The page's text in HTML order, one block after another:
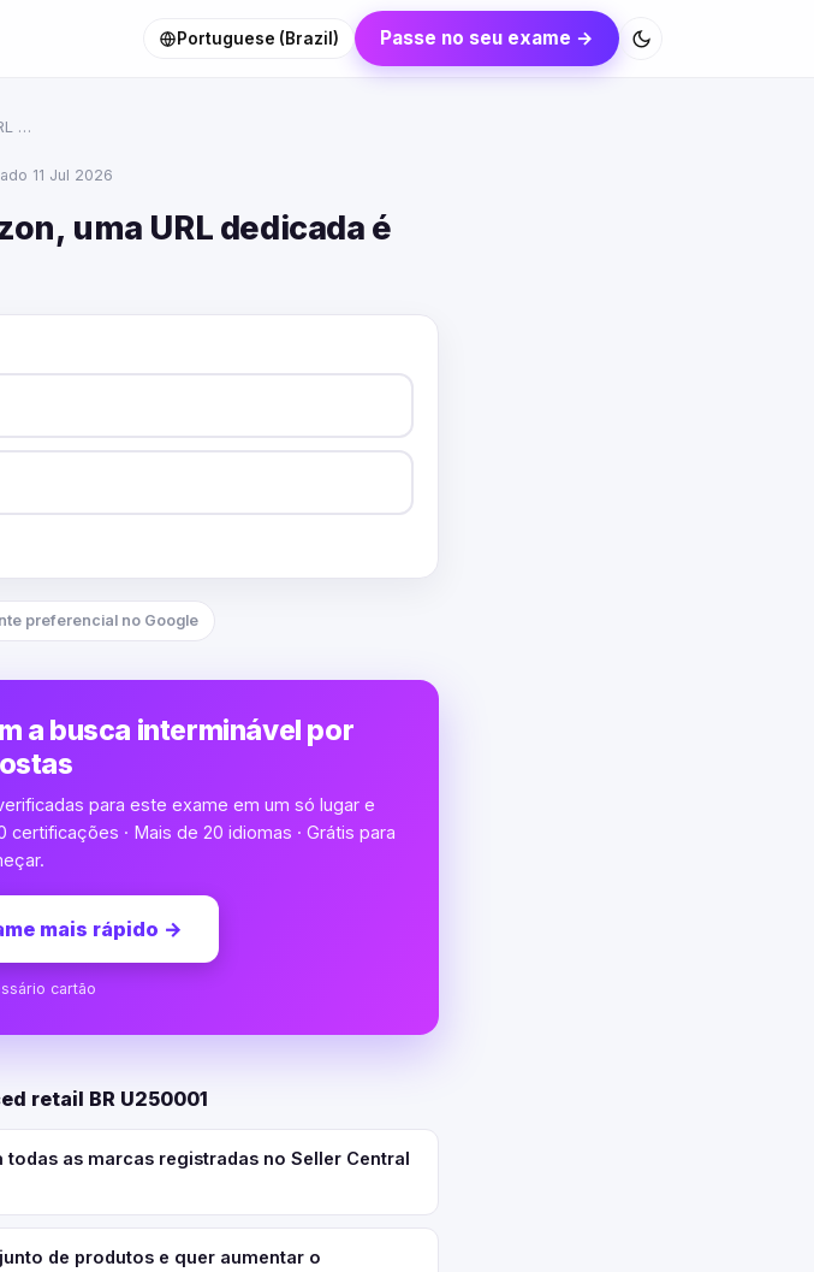
Portuguese (Brazil) Passe no seu exame →
…
11 Jul 2026
uma URL dedicada é
preferencial no Google
a busca interminável por
para este exame em um só lugar e
· Mais de 20 idiomas · Grátis para
mais rápido →
cartão
retail BR U250001
as marcas registradas no Seller Central
de produtos e quer aumentar o